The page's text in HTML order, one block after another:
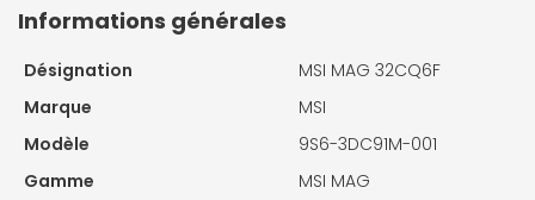
Informations générales
Désignation
MSI MAG 32CQ6F
Marque
MSI
Modèle
9S6-3DC91M-001
Gamme
MSI MAG